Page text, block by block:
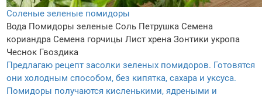
Соленые зеленые помидоры
Вода Помидоры зеленые Соль Петрушка Семена
кориандра Семена горчицы Лист хрена Зонтики укропа
Чеснок Гвоздика
Предлагаю рецепт засолки зеленых помидоров. Готовятся
они холодным способом, без кипятка, сахара и уксуса.
Помидоры получаются кисленькими, ядреными и